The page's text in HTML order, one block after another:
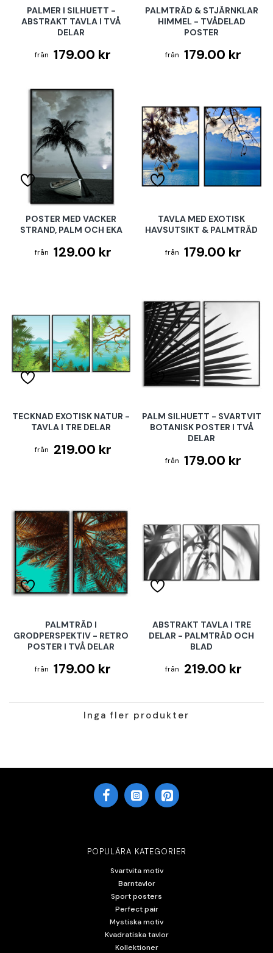
PALMER I SILHUETT -
ABSTRAKT TAVLA I TVÅ
DELAR
179.00 kr
PALMTRÄD & STJÄRNKLAR
HIMMEL - TVÅDELAD
POSTER
179.00 kr
POSTER MED VACKER
STRAND, PALM OCH EKA
129.00 kr
TAVLA MED EXOTISK
HAVSUTSIKT & PALMTRÄD
179.00 kr
TECKNAD EXOTISK NATUR -
TAVLA I TRE DELAR
219.00 kr
PALM SILHUETT - SVARTVIT
BOTANISK POSTER I TVÅ
DELAR
179.00 kr
PALMTRÄD I
GRODPERSPEKTIV - RETRO
POSTER I TVÅ DELAR
179.00 kr
ABSTRAKT TAVLA I TRE
DELAR - PALMTRÄD OCH
BLAD
219.00 kr
Inga fler produkter
POPULÄRA KATEGORIER
Svartvita motiv
Barntavlor
Sport posters
Perfect pair
Mystiska motiv
Kvadratiska tavlor
Kollektioner